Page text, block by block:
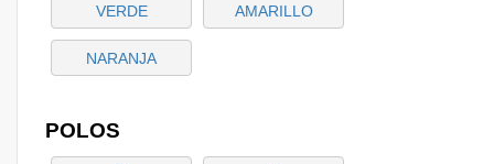
VERDE AMARILLO
NARANJA
POLOS